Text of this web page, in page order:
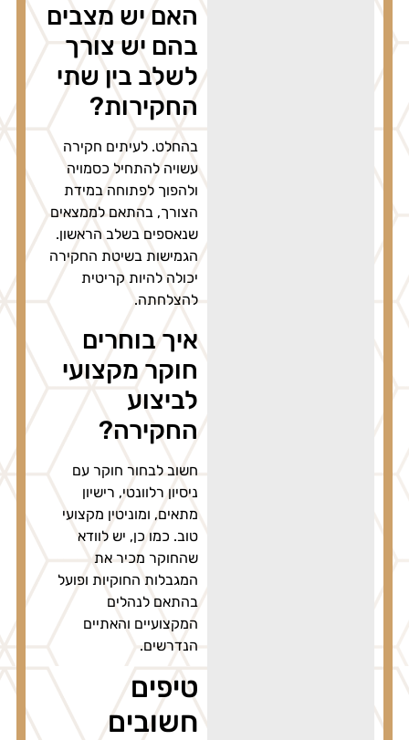
האם יש מצבים
בהם יש צורך
לשלב בין שתי
החקירות?
בהחלט. לעיתים חקירה
עשויה להתחיל כסמויה
ולהפוך לפתוחה במידת
הצורך, בהתאם לממצאים
שנאספים בשלב הראשון.
הגמישות בשיטת החקירה
יכולה להיות קריטית
להצלחתה.
איך בוחרים
חוקר מקצועי
לביצוע
החקירה?
חשוב לבחור חוקר עם
ניסיון רלוונטי, רישיון
מתאים, ומוניטין מקצועי
טוב. כמו כן, יש לוודא
שהחוקר מכיר את
המגבלות החוקיות ופועל
בהתאם לנהלים
המקצועיים והאתיים
הנדרשים.
טיפים
חשובים